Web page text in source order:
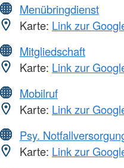
Menübringdienst
Karte: Link zur
Mitgliedschaft
Karte: Link zur
Mobilruf
Karte: Link zur
Psy.
Karte: Link zur